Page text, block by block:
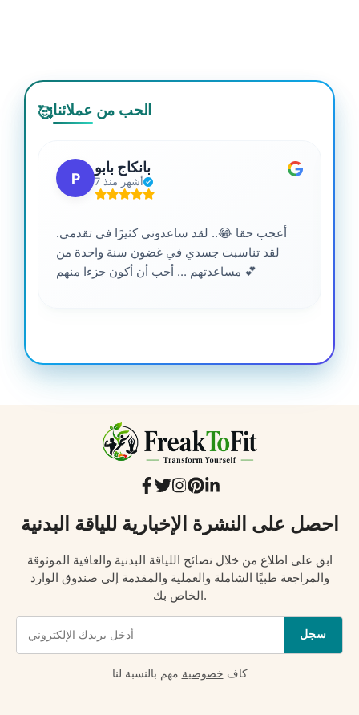
🥰الحب من عملائنا
P
بانكاج بابو
7 أشهر منذ
أعجب حقا 😂.. لقد ساعدوني كثيرًا في تقدمي.
لقد تناسبت جسدي في غضون سنة واحدة من
مساعدتهم ... أحب أن أكون جزءا منهم 💕
احصل على النشرة الإخبارية للياقة البدنية
ابق على اطلاع من خلال نصائح اللياقة البدنية والعافية الموثوقة
والمراجعة طبيًا الشاملة والعملية والمقدمة إلى صندوق الوارد
الخاص بك.
سجل
كاف خصوصية مهم بالنسبة لنا